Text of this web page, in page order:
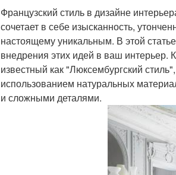
Французский стиль в дизайне
сочетает в себе изысканность,
настоящему уникальным. В этой
внедрения этих идей в ваш интерьер.
известный как "Люксембургский
использованием натуральных
и сложными деталями.